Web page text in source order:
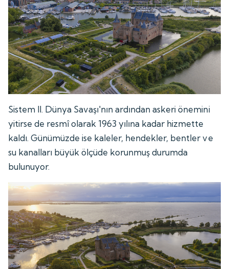
Sistem II. Dünya Savaşı'nın ardından askeri önemini
yitirse de resmî olarak 1963 yılına kadar hizmette
kaldı. Günümüzde ise kaleler, hendekler, bentler ve
su kanalları büyük ölçüde korunmuş durumda
bulunuyor.